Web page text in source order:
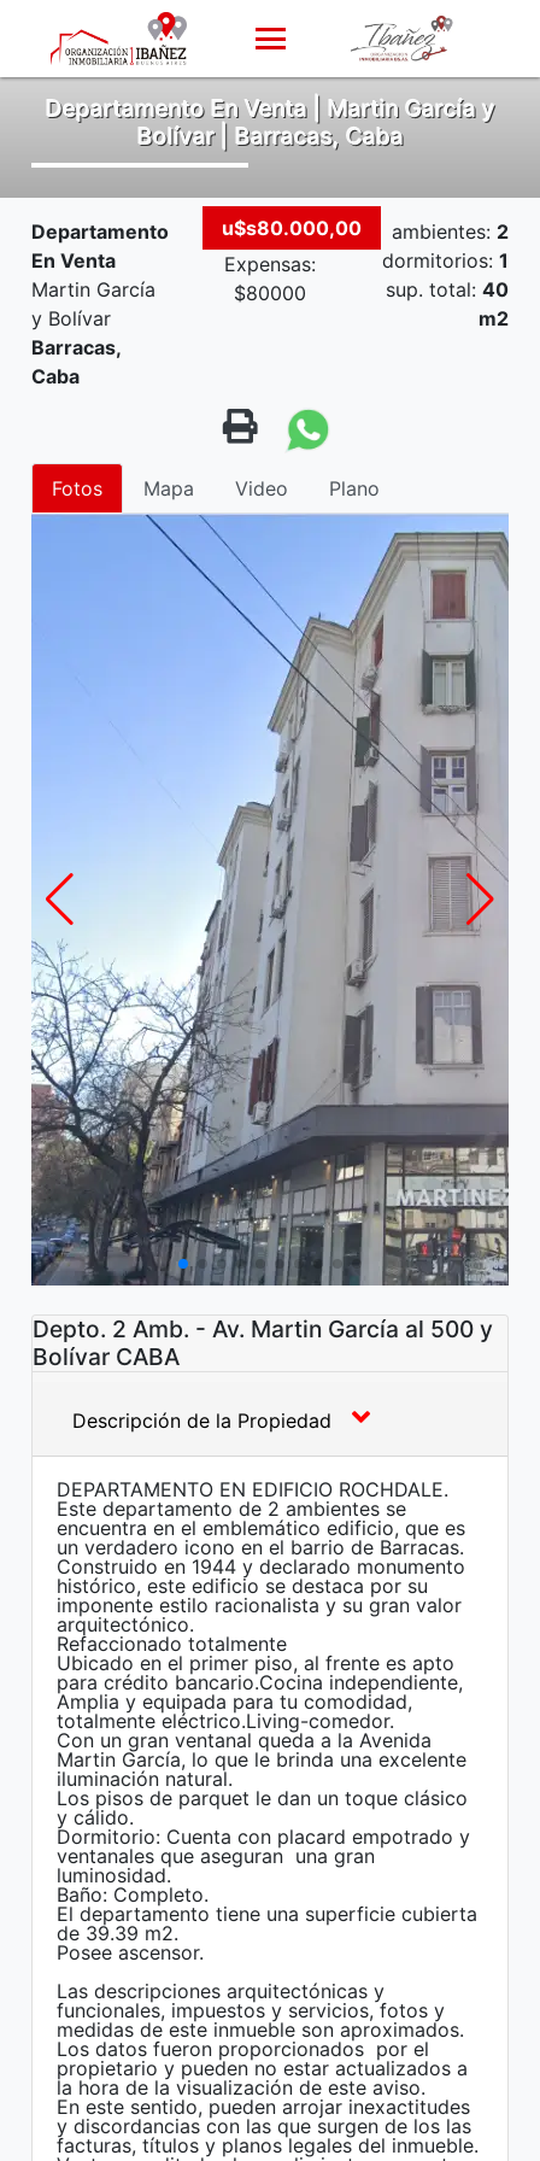
Departamento En Venta | Martin García y
Bolívar | Barracas, Caba
Departamento
En Venta
Martin García
y Bolívar
Barracas,
Caba
u$s80.000,00
Expensas:
$80000
ambientes: 2
dormitorios: 1
sup. total: 40
m2
Fotos Mapa Video Plano
Depto. 2 Amb. - Av. Martin García al 500 y
Bolívar CABA
Descripción de la Propiedad
DEPARTAMENTO EN EDIFICIO ROCHDALE.
Este departamento de 2 ambientes se
encuentra en el emblemático edificio, que es
un verdadero icono en el barrio de Barracas.
Construido en 1944 y declarado monumento
histórico, este edificio se destaca por su
imponente estilo racionalista y su gran valor
arquitectónico.
Refaccionado​ totalmente
Ubicado en el primer piso, al frente es apto
para crédito bancario​.Cocina independiente,
Amplia y equipada para tu comodidad,
totalmente eléctrico​.Living-comedor.
Con un gran ventanal queda a la Avenida
Martin García, lo que le brinda una excelente
iluminación natural.
Los pisos de parquet le dan un toque clásico
y cálido.
Dormitorio: Cuenta con placard empotrado y
ventanales que aseguran una gran
luminosidad.
Baño: Completo.
El departamento tiene una superficie cubierta
de 39.39 m2.
Posee ascensor.
Las descripciones arquitectónicas y
funcionales, impuestos y servicios, fotos y
medidas de este inmueble son aproximados.
Los datos fueron proporcionados por el
propietario y pueden no estar actualizados a
la hora de la visualización de este aviso.
En este sentido, pueden arrojar inexactitudes
y discordancias con las que surgen de los las
facturas, títulos y planos legales del inmueble.